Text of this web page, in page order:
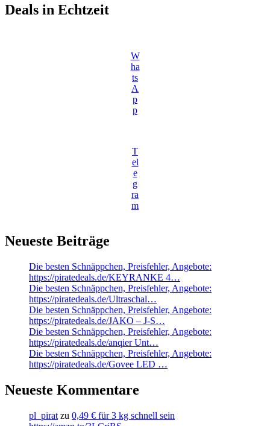
Deals in Echtzeit
W
ha
ts
A
p
p
T
el
e
g
ra
m
Neueste Beiträge
Die besten Schnäppchen, Preisfehler, Angebote:
https://piratedeals.de/KEYRANKE 4…
Die besten Schnäppchen, Preisfehler, Angebote:
https://piratedeals.de/Ultraschal…
Die besten Schnäppchen, Preisfehler, Angebote:
https://piratedeals.de/JAKO – J-S…
Die besten Schnäppchen, Preisfehler, Angebote:
https://piratedeals.de/anqier Unt…
Die besten Schnäppchen, Preisfehler, Angebote:
https://piratedeals.de/Govee LED …
Neueste Kommentare
pl_pirat zu 0,49 € für 3 kg schnell sein